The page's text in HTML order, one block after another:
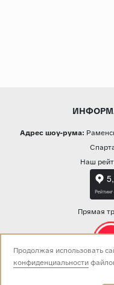
Адрес шоу-рума:
Наш
Прямая
Продолжая использовать
конфиденциальности